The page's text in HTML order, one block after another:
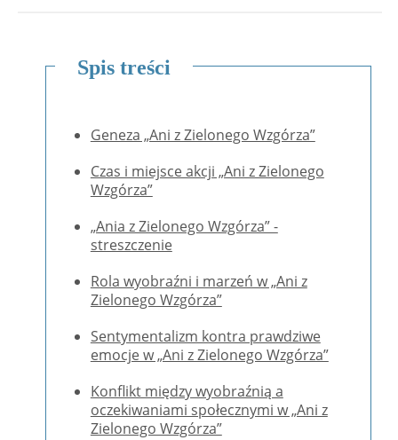
Spis treści
Geneza „Ani z Zielonego Wzgórza”
Czas i miejsce akcji „Ani z Zielonego
Wzgórza”
„Ania z Zielonego Wzgórza” -
streszczenie
Rola wyobraźni i marzeń w „Ani z
Zielonego Wzgórza”
Sentymentalizm kontra prawdziwe
emocje w „Ani z Zielonego Wzgórza”
Konflikt między wyobraźnią a
oczekiwaniami społecznymi w „Ani z
Zielonego Wzgórza”